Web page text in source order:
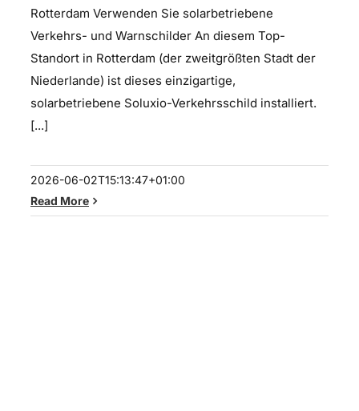
Rotterdam Verwenden Sie solarbetriebene
Verkehrs- und Warnschilder An diesem Top-
Standort in Rotterdam (der zweitgrößten Stadt der
Niederlande) ist dieses einzigartige,
solarbetriebene Soluxio-Verkehrsschild installiert.
[...]
2026-06-02T15:13:47+01:00
Read More